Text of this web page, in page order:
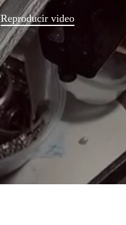
Reproducir video